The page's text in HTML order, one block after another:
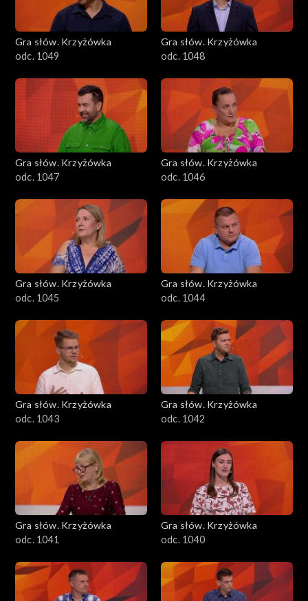
Gra słów. Krzyżówka
odc. 1049
Gra słów. Krzyżówka
odc. 1048
Gra słów. Krzyżówka
odc. 1047
Gra słów. Krzyżówka
odc. 1046
Gra słów. Krzyżówka
odc. 1045
Gra słów. Krzyżówka
odc. 1044
Gra słów. Krzyżówka
odc. 1043
Gra słów. Krzyżówka
odc. 1042
Gra słów. Krzyżówka
odc. 1041
Gra słów. Krzyżówka
odc. 1040